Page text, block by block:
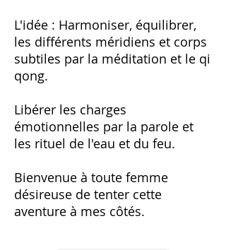
L'idée : Harmoniser, équilibrer,
les différents méridiens et corps
subtiles par la méditation et le qi
qong.
Libérer les charges
émotionnelles par la parole et
les rituel de l'eau et du feu.
Bienvenue à toute femme
désireuse de tenter cette
aventure à mes côtés.